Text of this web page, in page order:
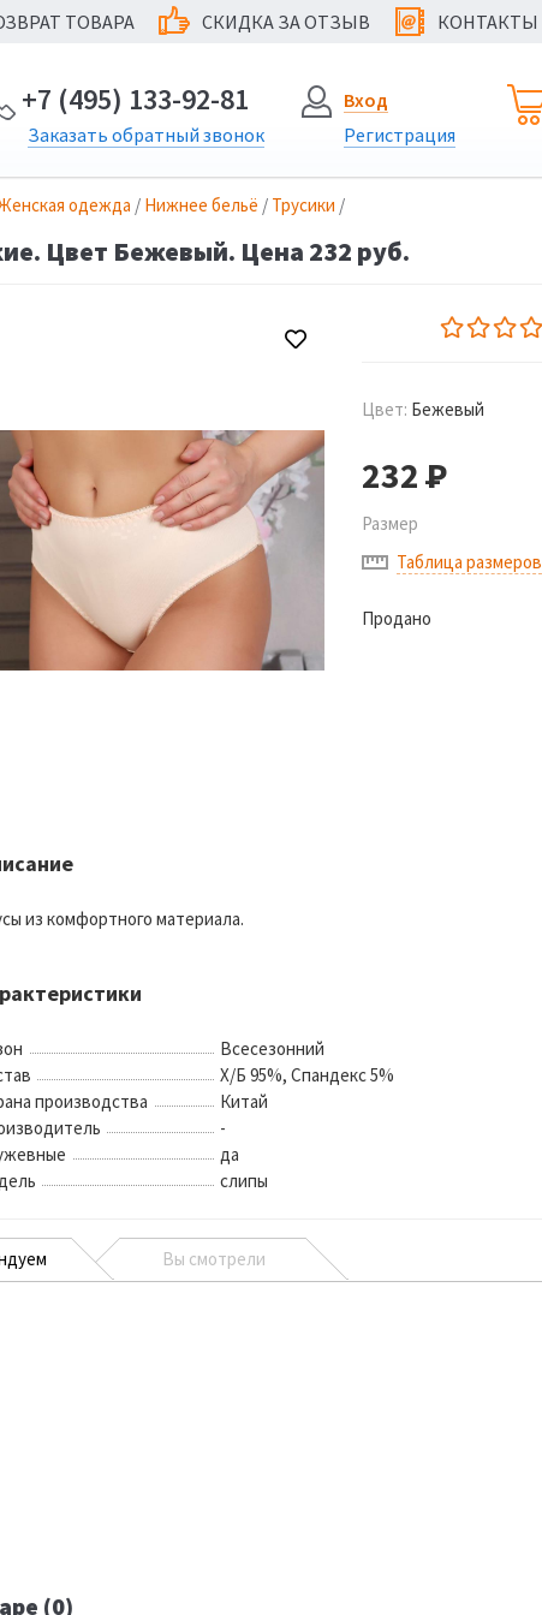
ТОВАРА СКИДКА ЗА ОТЗЫВ @ КОНТАКТЫ
+7 (495) 133-92-81
Заказать обратный звонок
Вход
Регистрация
одежда / Нижнее бельё / Трусики /
Цвет Бежевый. Цена 232 руб.
Цвет: Бежевый
232Р
Размер
Таблица размеров
Продано
из комфортного материала.
Всесезонний
Х/Б 95%, Спандекс 5%
производства
Китай
-
да
слипы
Вы смотрели
(0)